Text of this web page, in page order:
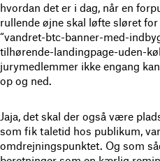
hvordan det er i dag, når en
rullende øjne skal løfte sløret
“vandret-btc-banner-med-
tilhørende-landingpage-uden-
jurymedlemmer ikke engang
op og ned.
Jaja, det skal der også være
som fik taletid hos publikum,
omdrejningspunktet. Og som